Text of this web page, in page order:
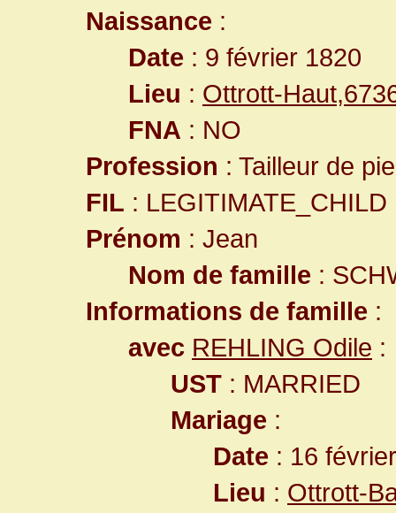
Naissance :
Date : 9 février 1820
Lieu : Ottrott-
FNA : NO
Profession : Tailleur de
FIL : LEGITIMATE_CHILD
Prénom : Jean
Nom de famille :
Informations de famille :
avec REHLING Odile :
UST : MARRIED
Mariage :
Date : 16
Lieu : Ottrott-